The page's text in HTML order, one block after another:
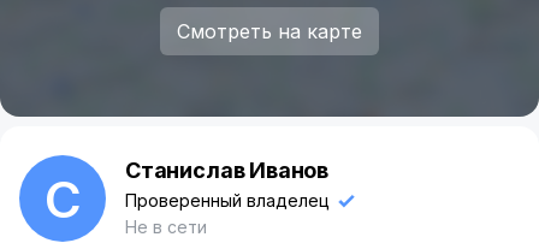
Смотреть на карте
С Станислав Иванов
Проверенный владелец
Не в сети